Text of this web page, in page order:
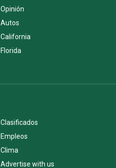
Opinión
Autos
California
Florida
Clasificados
Empleos
Clima
Advertise with us